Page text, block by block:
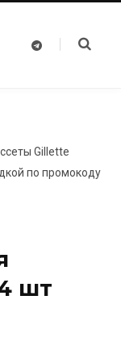
T
Gillette
по промокоду
шт